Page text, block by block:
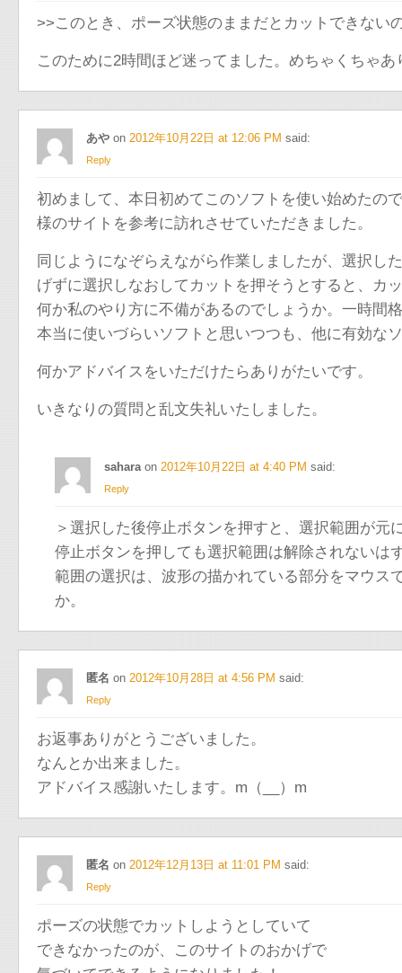
>>このとき、ポーズ状態のままだとカットできない
このために2時間ほど迷ってました。めちゃくちゃあ
あや on 2012年10月22日 at 12:06 PM said:
Reply
初めまして、本日初めてこのソフトを使い始めたの
様のサイトを参考に訪れさせていただきました。
同じようになぞらえながら作業しましたが、選択し
げずに選択しなおしてカットを押そうとすると、カ
何か私のやり方に不備があるのでしょうか。一時間
本当に使いづらいソフトと思いつつも、他に有効な
何かアドバイスをいただけたらありがたいです。
いきなりの質問と乱文失礼いたしました。
saharaon 2012年10月22日 at 4:40 PM said:
Reply
＞選択した後停止ボタンを押すと、選択範囲が元
停止ボタンを押しても選択範囲は解除されないは
範囲の選択は、波形の描かれている部分をマウス
か。
匿名 on 2012年10月28日 at 4:56 PM said:
Reply
お返事ありがとうございました。
なんとか出来ました。
アドバイス感謝いたします。m（__）m
匿名 on 2012年12月13日 at 11:01 PM said:
Reply
ポーズの状態でカットしようとしていて
できなかったのが、このサイトのおかげで